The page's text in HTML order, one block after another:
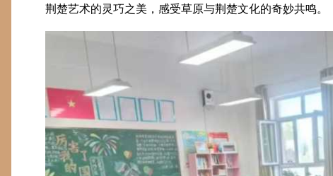
荆楚艺术的灵巧之美，感受草原与荆楚文化的奇妙共鸣。